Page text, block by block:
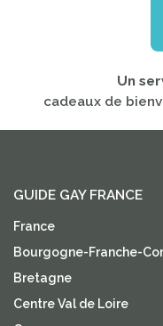
Un
cadeaux de
GUIDE GAY FRANCE
France
Bourgogne-Franche-
Bretagne
Centre Val de Loire